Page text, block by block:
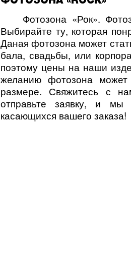
Фотозона «Рок».
Выбирайте ту, которая
Даная фотозона может
бала, свадьбы, или
поэтому цены на наши
желанию фотозона
размере. Свяжитесь с
отправьте заявку, и
касающихся вашего заказа!